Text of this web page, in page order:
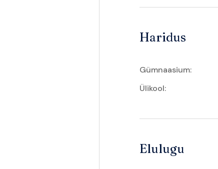
Haridus
Gümnaasium:
Ülikool:
Elulugu